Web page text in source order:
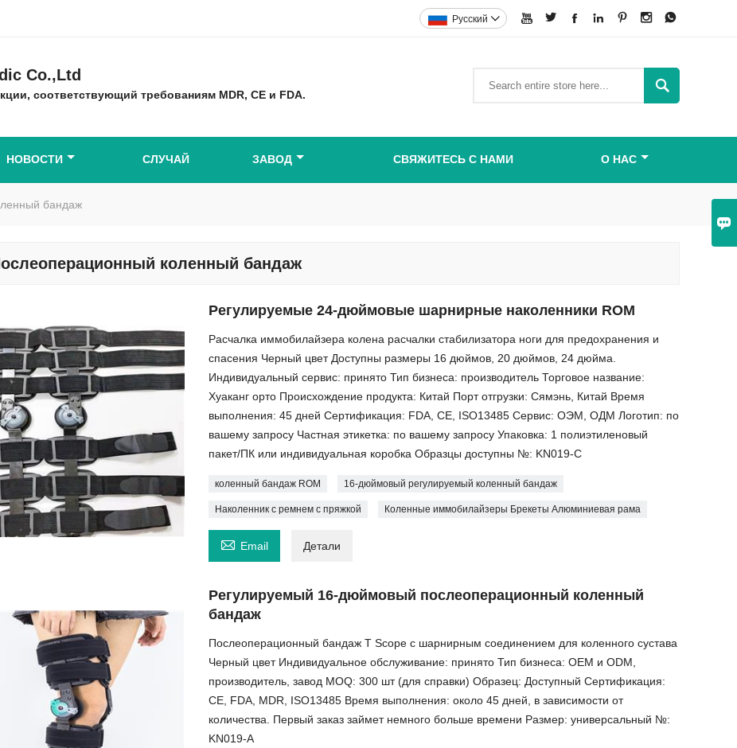

      
Pусский 
Co.,Ltd
соответствующий требованиям MDR, CE и FDA.

НОВОСТИ СЛУЧАЙ ЗАВОД СВЯЖИТЕСЬ С НАМИ О НАС
бандаж
коленный бандаж
Регулируемые 24-дюймовые шарнирные наколенники ROM
Расчалка иммобилайзера колена расчалки стабилизатора ноги для предохранения и
спасения Черный цвет Доступны размеры 16 дюймов, 20 дюймов, 24 дюйма.
Индивидуальный сервис: принято Тип бизнеса: производитель Торговое название:
Хуаканг орто Происхождение продукта: Китай Порт отгрузки: Сямэнь, Китай Время
выполнения: 45 дней Сертификация: FDA, CE, ISO13485 Сервис: ОЭМ, ОДМ Логотип: по
вашему запросу Частная этикетка: по вашему запросу Упаковка: 1 полиэтиленовый
пакет/ПК или индивидуальная коробка Образцы доступны №: KN019-C
коленный бандаж ROM 16-дюймовый регулируемый коленный бандаж
Наколенник с ремнем с пряжкой Коленные иммобилайзеры Брекеты Алюминиевая рама
 Email Детали
Регулируемый 16-дюймовый послеоперационный коленный
бандаж
Послеоперационный бандаж T Scope с шарнирным соединением для коленного сустава
Черный цвет Индивидуальное обслуживание: принято Тип бизнеса: OEM и ODM,
производитель, завод MOQ: 300 шт (для справки) Образец: Доступный Сертификация:
CE, FDA, MDR, ISO13485 Время выполнения: около 45 дней, в зависимости от
количества. Первый заказ займет немного больше времени Размер: универсальный №:
KN019-A